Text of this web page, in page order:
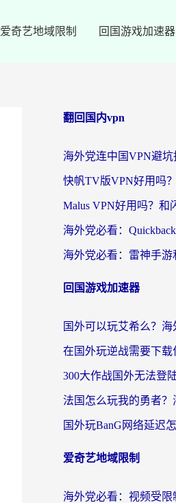
爱奇艺地域限制 回国游戏加速器
翻回国内vpn
回国游戏加速器
爱奇艺地域限制